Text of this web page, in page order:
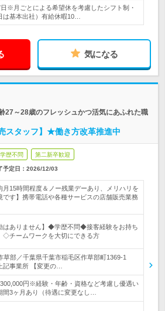
※月ごとによる希望休を考慮したシフト制・
は基本出社）有給休暇10…
気になる
27～28歳のフレッシュかつ活気にあふれた職
スタッフ】★働き方改革推進中
学歴不問 第二新卒歓迎
予定日： 2026/12/03
月15時間程度＆ノー残業デーあり、メリハリを
です】携帯電話や各種サービスの店舗販売業務
はありません】◆学歴不問◆接客経験をお持ち
◇チームワークを大切にできる方
草部／千葉県千葉市稲毛区作草部町1369-1
記事業所 【変更の…
円※経験・年齢・資格など考慮し優遇い
3ヶ月あり（待遇に変更なし…